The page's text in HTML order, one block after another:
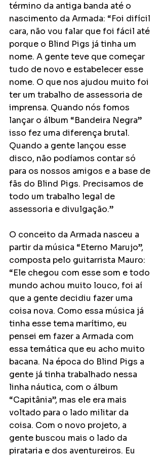
término da antiga banda até o
nascimento da Armada: “Foi difícil
cara, não vou falar que foi fácil até
porque o Blind Pigs já tinha um
nome. A gente teve que começar
tudo de novo e estabelecer esse
nome. O que nos ajudou muito foi
ter um trabalho de assessoria de
imprensa. Quando nós fomos
lançar o álbum “Bandeira Negra”
isso fez uma diferença brutal.
Quando a gente lançou esse
disco, não podíamos contar só
para os nossos amigos e a base de
fãs do Blind Pigs. Precisamos de
todo um trabalho legal de
assessoria e divulgação.”
O conceito da Armada nasceu a
partir da música “Eterno Marujo”,
composta pelo guitarrista Mauro:
“Ele chegou com esse som e todo
mundo achou muito louco, foi aí
que a gente decidiu fazer uma
coisa nova. Como essa música já
tinha esse tema marítimo, eu
pensei em fazer a Armada com
essa temática que eu acho muito
bacana. Na época do Blind Pigs a
gente já tinha trabalhado nessa
linha náutica, com o álbum
“Capitânia”, mas ele era mais
voltado para o lado militar da
coisa. Com o novo projeto, a
gente buscou mais o lado da
pirataria e dos aventureiros. Eu